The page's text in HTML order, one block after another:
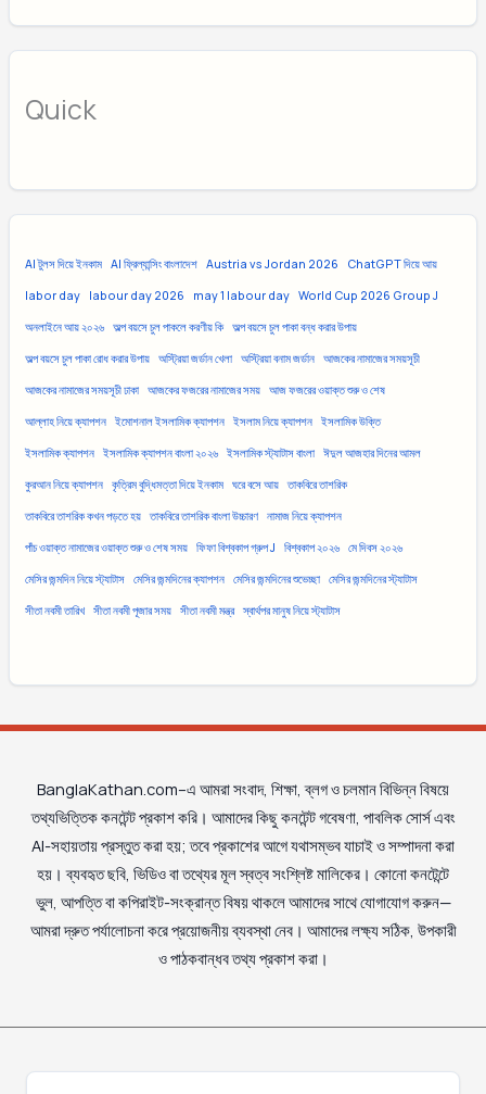
Quick
AI টুলস দিয়ে ইনকাম AI ফ্রিল্যান্সিং বাংলাদেশ Austria vs Jordan 2026 ChatGPT দিয়ে আয়
labor day labour day 2026 may 1 labour day World Cup 2026 Group J
অনলাইনে আয় ২০২৬ অল্প বয়সে চুল পাকলে করণীয় কি অল্প বয়সে চুল পাকা বন্ধ করার উপায়
অল্প বয়সে চুল পাকা রোধ করার উপায় অস্ট্রিয়া জর্ডান খেলা অস্ট্রিয়া বনাম জর্ডান আজকের নামাজের সময়সূচী
আজকের নামাজের সময়সূচী ঢাকা আজকের ফজরের নামাজের সময় আজ ফজরের ওয়াক্ত শুরু ও শেষ
আল্লাহ নিয়ে ক্যাপশন ইমোশনাল ইসলামিক ক্যাপশন ইসলাম নিয়ে ক্যাপশন ইসলামিক উক্তি
ইসলামিক ক্যাপশন ইসলামিক ক্যাপশন বাংলা ২০২৬ ইসলামিক স্ট্যাটাস বাংলা ঈদুল আজহার দিনের আমল
কুরআন নিয়ে ক্যাপশন কৃত্রিম বুদ্ধিমত্তা দিয়ে ইনকাম ঘরে বসে আয় তাকবিরে তাশরিক
তাকবিরে তাশরিক কখন পড়তে হয় তাকবিরে তাশরিক বাংলা উচ্চারণ নামাজ নিয়ে ক্যাপশন
পাঁচ ওয়াক্ত নামাজের ওয়াক্ত শুরু ও শেষ সময় ফিফা বিশ্বকাপ গ্রুপ J বিশ্বকাপ ২০২৬ মে দিবস ২০২৬
মেসির জন্মদিন নিয়ে স্ট্যাটাস মেসির জন্মদিনের ক্যাপশন মেসির জন্মদিনের শুভেচ্ছা মেসির জন্মদিনের স্ট্যাটাস
সীতা নবমী তারিখ সীতা নবমী পূজার সময় সীতা নবমী মন্ত্র স্বার্থপর মানুষ নিয়ে স্ট্যাটাস
BanglaKathan.com–এ আমরা সংবাদ, শিক্ষা, ব্লগ ও চলমান বিভিন্ন বিষয়ে
তথ্যভিত্তিক কনটেন্ট প্রকাশ করি। আমাদের কিছু কনটেন্ট গবেষণা, পাবলিক সোর্স এবং
AI-সহায়তায় প্রস্তুত করা হয়; তবে প্রকাশের আগে যথাসম্ভব যাচাই ও সম্পাদনা করা
হয়। ব্যবহৃত ছবি, ভিডিও বা তথ্যের মূল স্বত্ব সংশ্লিষ্ট মালিকের। কোনো কনটেন্টে
ভুল, আপত্তি বা কপিরাইট-সংক্রান্ত বিষয় থাকলে আমাদের সাথে যোগাযোগ করুন—
আমরা দ্রুত পর্যালোচনা করে প্রয়োজনীয় ব্যবস্থা নেব। আমাদের লক্ষ্য সঠিক, উপকারী
ও পাঠকবান্ধব তথ্য প্রকাশ করা।